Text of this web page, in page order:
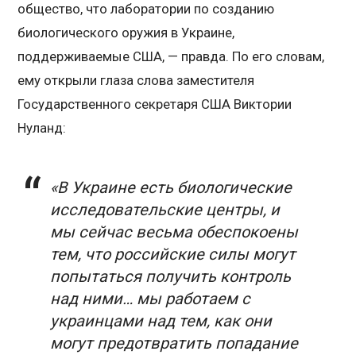
общество, что лаборатории по созданию
биологического оружия в Украине,
поддерживаемые США, — правда. По его словам,
ему открыли глаза слова заместителя
Государственного секретаря США Виктории
Нуланд:
«В Украине есть биологические
исследовательские центры, и
мы сейчас весьма обеспокоены
тем, что российские силы могут
попытаться получить контроль
над ними… мы работаем с
украинцами над тем, как они
могут предотвратить попадание